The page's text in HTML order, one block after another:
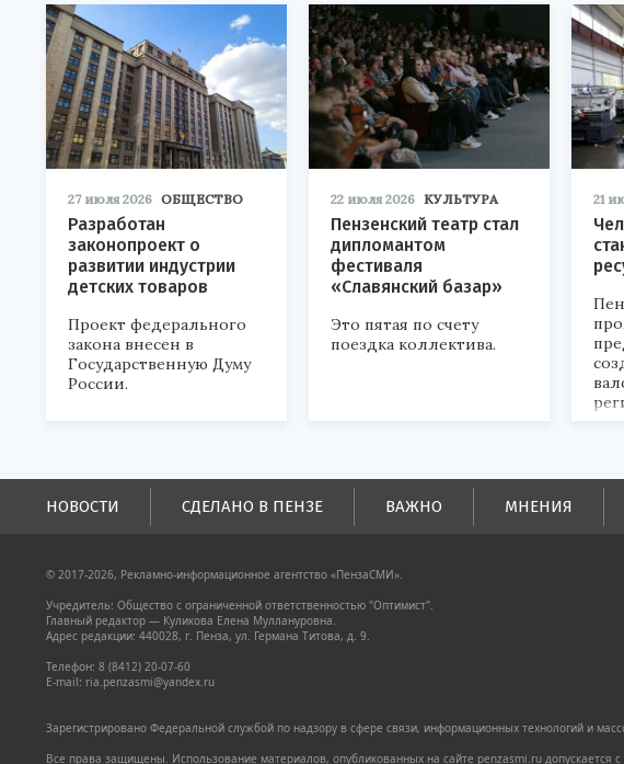
27 июля 2026 ОБЩЕСТВО
Разработан
законопроект о
развитии индустрии
детских товаров
Проект федерального
закона внесен в
Государственную Думу
России.
22 июля 2026 КУЛЬТУРА
Пензенский театр стал
дипломантом
фестиваля
«Славянский базар»
Это пятая по счету
поездка коллектива.
21
НОВОСТИ СДЕЛАНО В ПЕНЗЕ ВАЖНО МНЕНИЯ
© 2017-2026, Рекламно-информационное агентство «ПензаСМИ».
Учредитель: Общество с ограниченной ответственностью "Оптимист".
Главный редактор — Куликова Елена Муллануровна.
Адрес редакции: 440028, г. Пенза, ул. Германа Титова, д. 9.
Телефон: 8 (8412) 20-07-60
E-mail: ria.penzasmi@yandex.ru
Зарегистрировано Федеральной службой по надзору в сфере связи, информационных технологий и
Все права защищены. Использование материалов, опубликованных на сайте penzasmi.ru допускается